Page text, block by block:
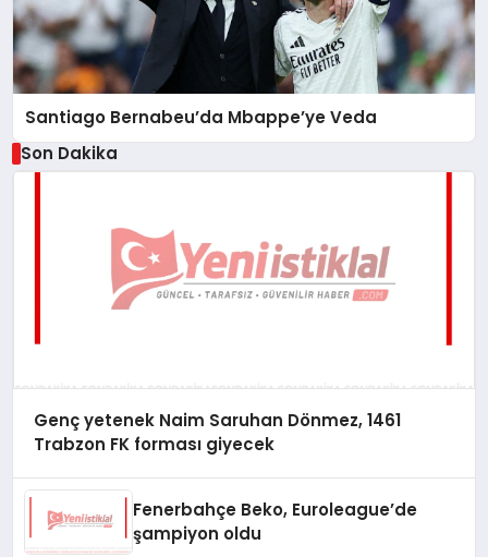
Santiago Bernabeu’da Mbappe’ye Veda
Son Dakika
Genç yetenek Naim Saruhan Dönmez, 1461
Trabzon FK forması giyecek
Fenerbahçe Beko, Euroleague’de
şampiyon oldu